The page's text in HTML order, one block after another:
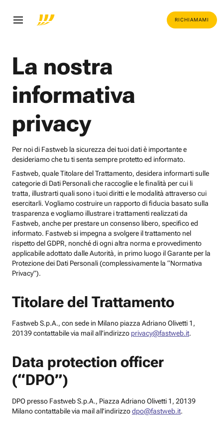
RICHIAMAMI
La nostra
informativa
privacy
Per noi di Fastweb la sicurezza dei tuoi dati è importante e
desideriamo che tu ti senta sempre protetto ed informato.
Fastweb, quale Titolare del Trattamento, desidera informarti sulle
categorie di Dati Personali che raccoglie e le finalità per cui li
tratta, illustrarti quali sono i tuoi diritti e le modalità attraverso cui
esercitarli. Vogliamo costruire un rapporto di fiducia basato sulla
trasparenza e vogliamo illustrare i trattamenti realizzati da
Fastweb, anche per prestare un consenso libero, specifico ed
informato. Fastweb si impegna a svolgere il trattamento nel
rispetto del GDPR, nonché di ogni altra norma e provvedimento
applicabile adottato dalle Autorità, in primo luogo il Garante per la
Protezione dei Dati Personali (complessivamente la “Normativa
Privacy”).
Titolare del Trattamento
Fastweb S.p.A., con sede in Milano piazza Adriano Olivetti 1,
20139 contattabile via mail all’indirizzo privacy@fastweb.it.
Data protection officer
(“DPO”)
DPO presso Fastweb S.p.A., Piazza Adriano Olivetti 1, 20139
Milano contattabile via mail all’indirizzodpo@fastweb.it.